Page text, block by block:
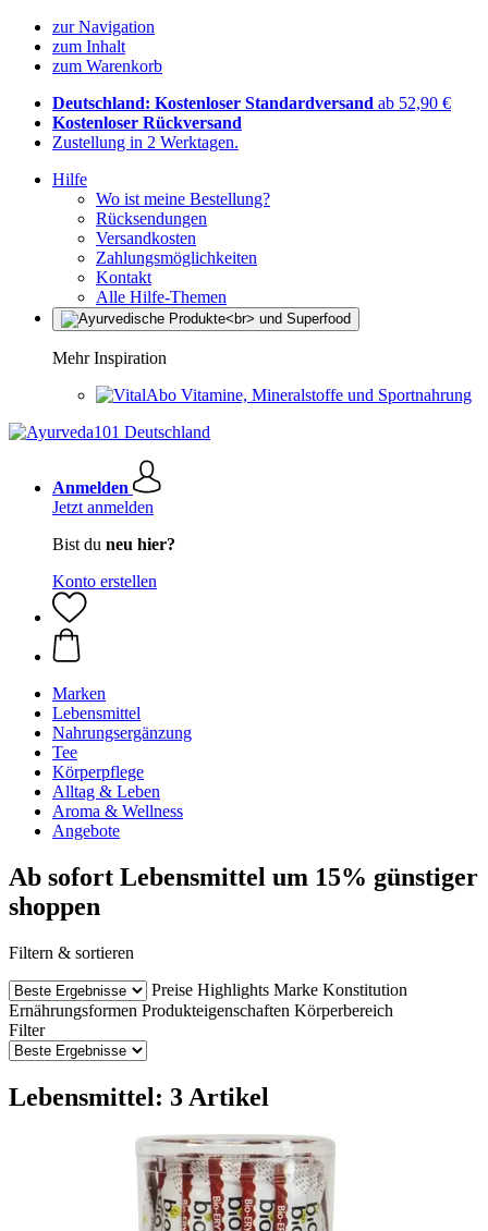
zur Navigation
zum Inhalt
zum Warenkorb
Deutschland: Kostenloser Standardversand ab 52,90 €
Kostenloser Rückversand
Zustellung in 2 Werktagen.
Hilfe
Wo ist meine Bestellung?
Rücksendungen
Versandkosten
Zahlungsmöglichkeiten
Kontakt
Alle Hilfe-Themen
Mehr Inspiration
Vitamine, Mineralstoffe und Sportnahrung
Anmelden
Jetzt anmelden
Bist du neu hier?
Konto erstellen
Marken
Lebensmittel
Nahrungsergänzung
Tee
Körperpflege
Alltag & Leben
Aroma & Wellness
Angebote
Ab sofort Lebensmittel um 15% günstiger
shoppen
Filtern & sortieren
Preise Highlights Marke Konstitution
Ernährungsformen Produkteigenschaften Körperbereich
Filter
Lebensmittel: 3 Artikel